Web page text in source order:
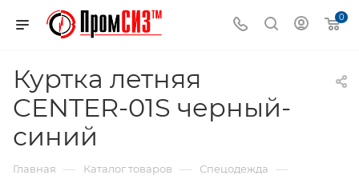
0
Куртка летняя
CENTER-01S черный-
синий
Главная — Каталог товаров — Спецодежда —